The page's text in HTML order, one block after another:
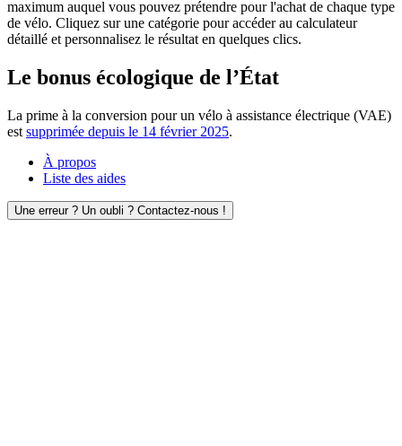
maximum auquel vous pouvez prétendre pour l'achat de chaque type
de vélo. Cliquez sur une catégorie pour accéder au calculateur
détaillé et personnalisez le résultat en quelques clics.
Le bonus écologique de l’État
La prime à la conversion pour un vélo à assistance électrique (VAE)
est supprimée depuis le 14 février 2025.
À propos
Liste des aides
Une erreur ? Un oubli ? Contactez-nous !